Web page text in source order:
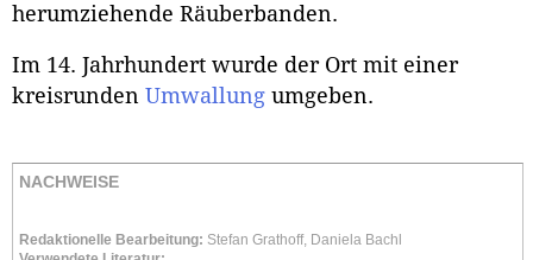
herumziehende Räuberbanden.
Im 14. Jahrhundert wurde der Ort mit einer
kreisrunden Umwallung umgeben.
NACHWEISE
Redaktionelle Bearbeitung: Stefan Grathoff, Daniela Bachl